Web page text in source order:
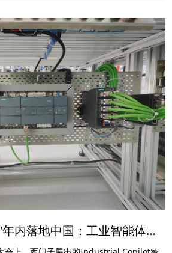
西门子“无人工厂”年内落地中国：工业智能体如何重塑制造业？